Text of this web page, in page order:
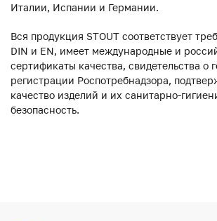
Италии, Испании и Германии.
Вся продукция STOUT соответствует
DIN и EN, имеет международные и
сертификаты качества, свидетельства о
регистрации Роспотребнадзора,
качество изделий и их санитарно-
безопасность.